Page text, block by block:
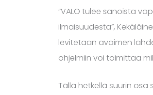
”VALO tulee sanoista
ilmaisuudesta”,
levitetään avoimen
ohjelmiin voi toimittaa
Tällä hetkellä suurin